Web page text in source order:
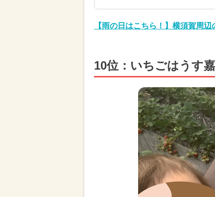
【雨の日はこちら！】横須賀周
10位：いちごはうす